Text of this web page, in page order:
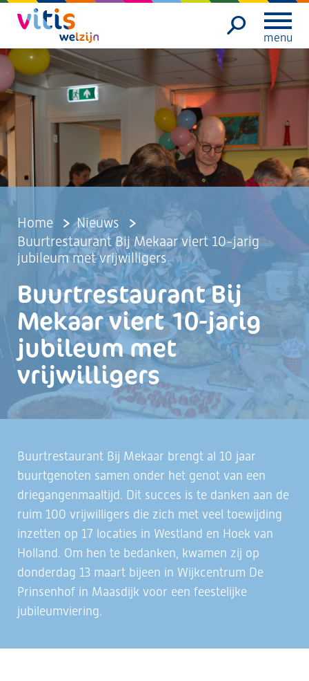
menu
Home
Nieuws
Buurtrestaurant Bij Mekaar viert 10-jarig
jubileum met vrijwilligers
Buurtrestaurant Bij
Mekaar viert 10-jarig
jubileum met
vrijwilligers
Buurtrestaurant Bij Mekaar brengt al 10 jaar
buurtgenoten samen onder het genot van een
driegangenmaaltijd. Dit succes is te danken aan de
ruim 100 vrijwilligers die zich met veel toewijding
inzetten op 17 locaties in Westland en Hoek van
Holland. Om hen te bedanken, kwamen zij op
donderdag 13 maart bijeen in Wijkcentrum De
Prinsenhof in Maasdijk voor een feestelijke
jubileumviering.